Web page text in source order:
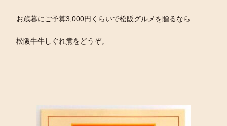
お歳暮にご予算3,000円くらいで松阪グルメを贈るなら
松阪牛牛しぐれ煮をどうぞ。